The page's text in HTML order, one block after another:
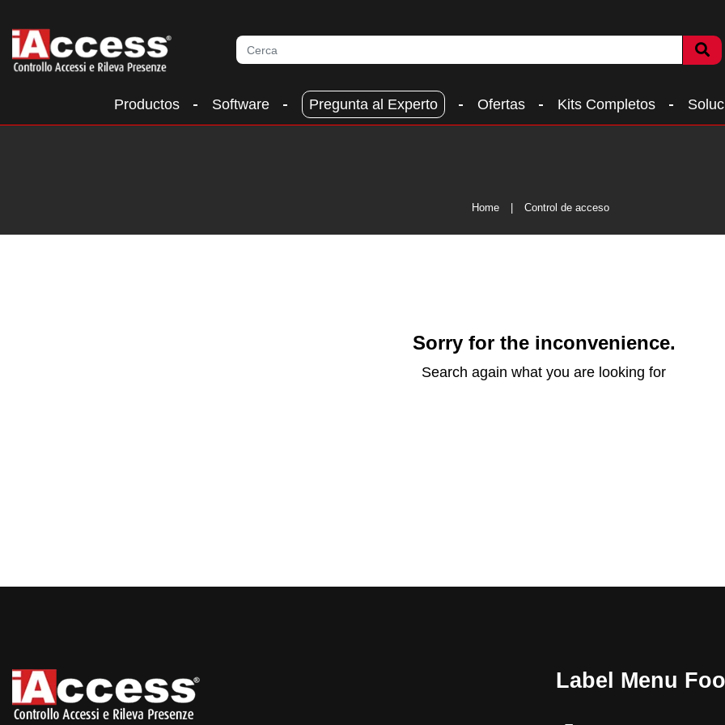
Productos Software Pregunta al Experto Ofertas Kits Completos
Home Control de acceso
Sorry for the inconvenience.
Search again what you are looking for
Label Menu